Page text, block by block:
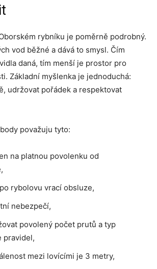
rybníku je poměrně podrobný.
vod běžné a dává to smysl. Čím
daná, tím menší je prostor pro
Základní myšlenka je jednoduchá:
udržovat pořádek a respektovat
považuju tyto:
na platnou povolenku od
rybolovu vrací obsluze,
nebezpečí,
povolený počet prutů a typ
pravidel,
mezi lovícími je 3 metry,